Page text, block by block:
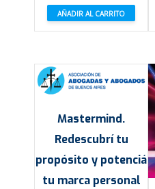
AÑADIR AL CARRITO
Mastermind.
Redescubrí tu
propósito y potenciá
tu marca personal